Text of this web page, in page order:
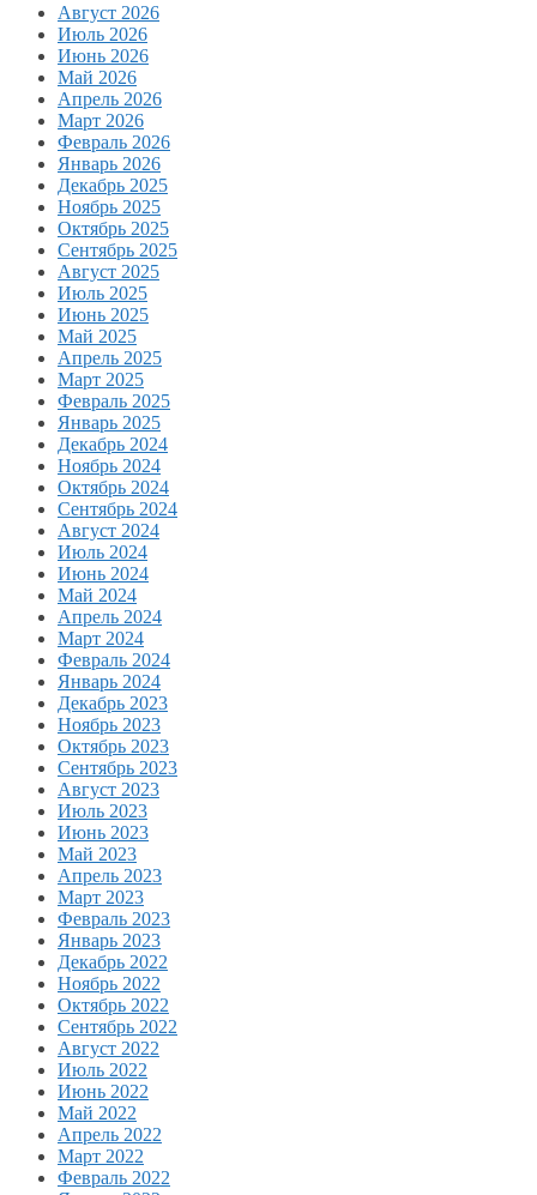
Август 2026
Июль 2026
Июнь 2026
Май 2026
Апрель 2026
Март 2026
Февраль 2026
Январь 2026
Декабрь 2025
Ноябрь 2025
Октябрь 2025
Сентябрь 2025
Август 2025
Июль 2025
Июнь 2025
Май 2025
Апрель 2025
Март 2025
Февраль 2025
Январь 2025
Декабрь 2024
Ноябрь 2024
Октябрь 2024
Сентябрь 2024
Август 2024
Июль 2024
Июнь 2024
Май 2024
Апрель 2024
Март 2024
Февраль 2024
Январь 2024
Декабрь 2023
Ноябрь 2023
Октябрь 2023
Сентябрь 2023
Август 2023
Июль 2023
Июнь 2023
Май 2023
Апрель 2023
Март 2023
Февраль 2023
Январь 2023
Декабрь 2022
Ноябрь 2022
Октябрь 2022
Сентябрь 2022
Август 2022
Июль 2022
Июнь 2022
Май 2022
Апрель 2022
Март 2022
Февраль 2022